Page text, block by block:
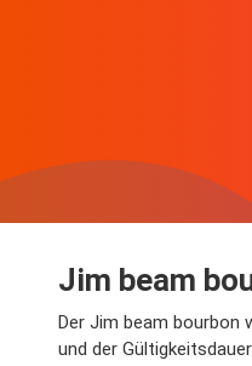
Jim beam
Der Jim beam bourbon
und der